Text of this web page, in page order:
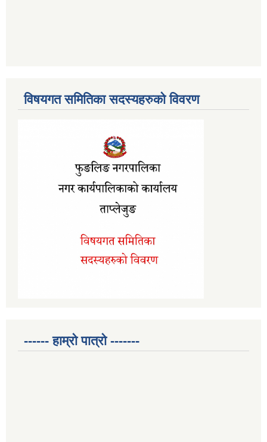
विषयगत समितिका सदस्यहरुको विवरण
------ हाम्रो पात्रो -------